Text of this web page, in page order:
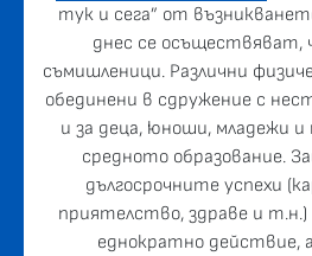
тук и сега” от
днес се осъществяват,
съмишленици. Различни
обединени в сдружение с
и за деца, юноши, младежи
средното образование.
дългосрочните успехи
приятелство, здраве и
еднократно действие,